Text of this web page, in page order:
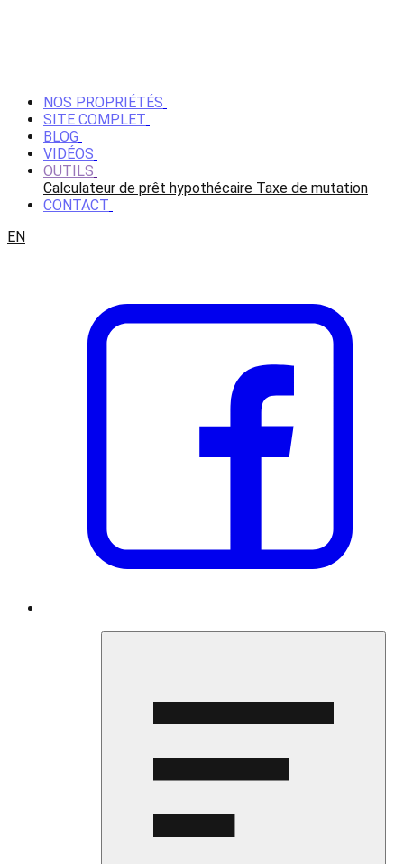
NOS PROPRIÉTÉS
SITE COMPLET
BLOG
VIDÉOS
OUTILS
Calculateur de prêt hypothécaire Taxe de mutation
CONTACT
EN